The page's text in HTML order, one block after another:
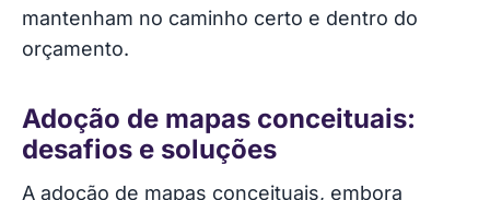
mantenham no caminho certo e dentro do
orçamento.
Adoção de mapas conceituais:
desafios e soluções
A adoção de mapas conceituais, embora